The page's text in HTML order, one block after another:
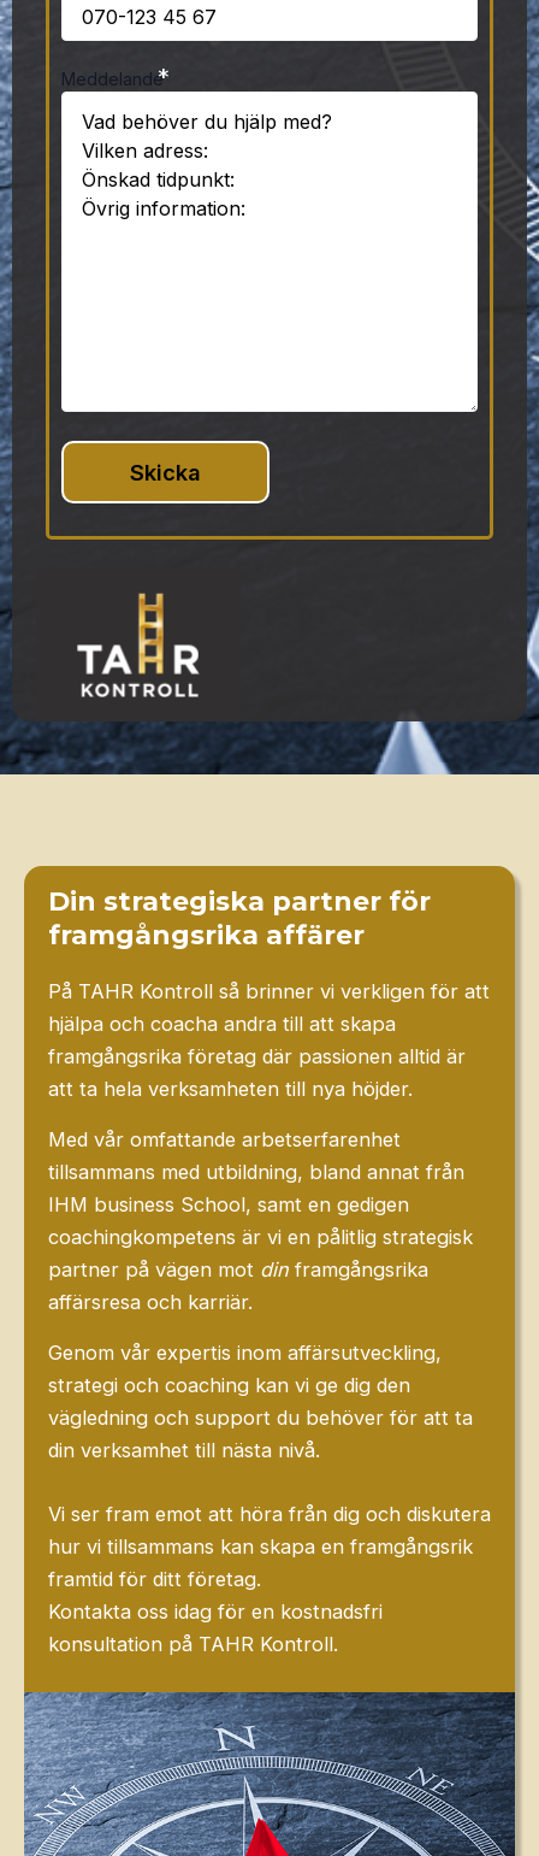
Meddelande*
Din strategiska partner för
framgångsrika affärer
På TAHR Kontroll så brinner vi verkligen för att
hjälpa och coacha andra till att skapa
framgångsrika företag där passionen alltid är
att ta hela verksamheten till nya höjder.
Med vår omfattande arbetserfarenhet
tillsammans med utbildning, bland annat från
IHM business School, samt en gedigen
coachingkompetens är vi en pålitlig strategisk
partner på vägen mot din framgångsrika
affärsresa och karriär.
Genom vår expertis inom affärsutveckling,
strategi och coaching kan vi ge dig den
vägledning och support du behöver för att ta
din verksamhet till nästa nivå.
Vi ser fram emot att höra från dig och diskutera
hur vi tillsammans kan skapa en framgångsrik
framtid för ditt företag.
Kontakta oss idag för en kostnadsfri
konsultation på TAHR Kontroll.